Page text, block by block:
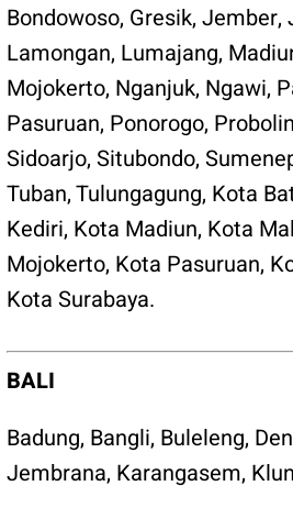
Bondowoso, Gresik, Jember,
Lamongan, Lumajang,
Mojokerto, Nganjuk, Ngawi,
Pasuruan, Ponorogo,
Sidoarjo, Situbondo,
Tuban,Tulungagung, Kota
Kediri, Kota Madiun, Kota
Mojokerto, Kota Pasuruan,
Kota Surabaya.
BALI
Badung, Bangli, Buleleng,
Jembrana, Karangasem,